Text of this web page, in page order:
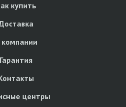
купить
Гарантия
центры